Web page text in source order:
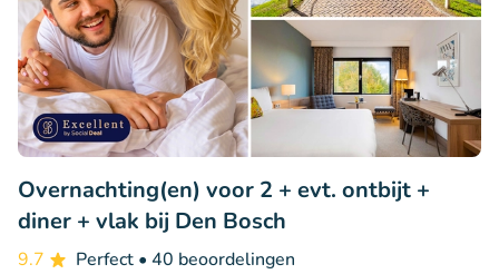
Overnachting(en) voor 2 + evt. ontbijt +
diner + vlak bij Den Bosch
9.7 Perfect • 40 beoordelingen